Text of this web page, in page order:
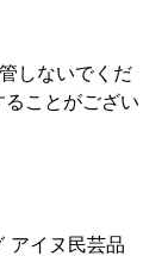
しないでくだ
ことがござい
アイヌ民芸品